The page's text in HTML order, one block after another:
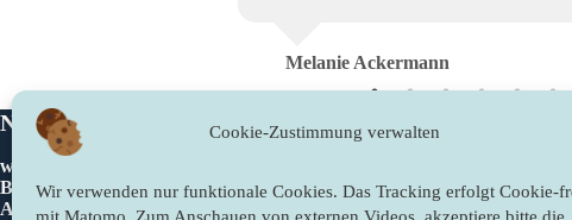
Cookie-Zustimmung verwalten
Wir verwenden nur funktionale Cookies. Das Tracking erfolgt Cookie-
Melanie Ackermann
Newslichter
www.newslichter.de
Bettina Sahling
Am Gieberg 2
Rechtliches
Cookie-Richtlinie